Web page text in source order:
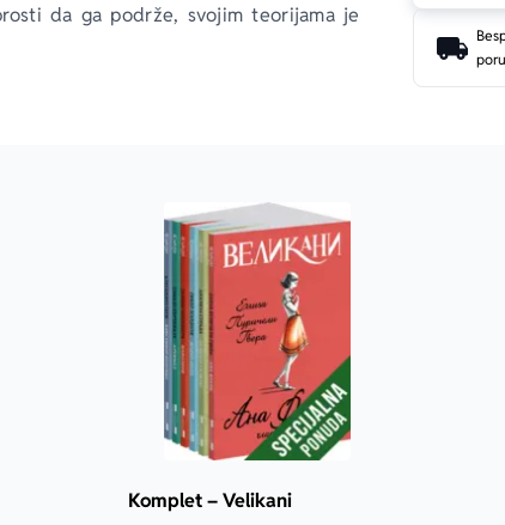
da ga podrže, svojim teorijama je
Komplet – Velikani